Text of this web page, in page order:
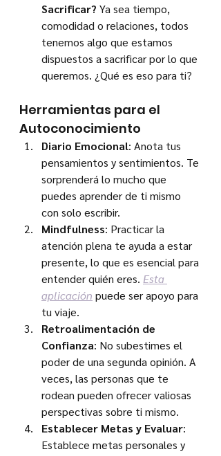
Sacrificar? Ya sea tiempo,
comodidad o relaciones, todos
tenemos algo que estamos
dispuestos a sacrificar por lo que
queremos. ¿Qué es eso para ti?
Herramientas para el
Autoconocimiento
Diario Emocional: Anota tus
pensamientos y sentimientos. Te
sorprenderá lo mucho que
puedes aprender de ti mismo
con solo escribir.
Mindfulness: Practicar la
atención plena te ayuda a estar
presente, lo que es esencial para
entender quién eres. Esta
aplicación puede ser apoyo para
tu viaje.
Retroalimentación de
Confianza: No subestimes el
poder de una segunda opinión. A
veces, las personas que te
rodean pueden ofrecer valiosas
perspectivas sobre ti mismo.
Establecer Metas y Evaluar:
Establece metas personales y